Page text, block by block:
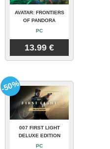
AVATAR: FRONTIERS
OF PANDORA
PC
13.99 €
007 FIRST LIGHT
DELUXE EDITION
PC
-50%